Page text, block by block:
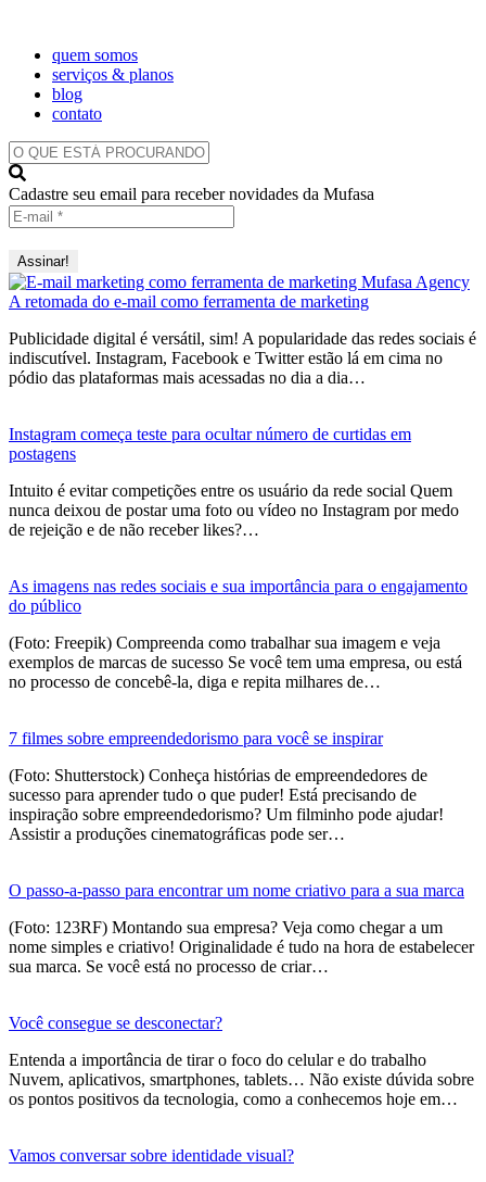
quem somos
serviços & planos
blog
contato
O
QUE
ESTÁ
PROCURANDO?
Cadastre seu email para receber novidades da Mufasa
A retomada do e-mail como ferramenta de marketing
Publicidade digital é versátil, sim! A popularidade das redes sociais é
indiscutível. Instagram, Facebook e Twitter estão lá em cima no
pódio das plataformas mais acessadas no dia a dia…
Instagram começa teste para ocultar número de curtidas em
postagens
Intuito é evitar competições entre os usuário da rede social Quem
nunca deixou de postar uma foto ou vídeo no Instagram por medo
de rejeição e de não receber likes?…
As imagens nas redes sociais e sua importância para o engajamento
do público
(Foto: Freepik) Compreenda como trabalhar sua imagem e veja
exemplos de marcas de sucesso Se você tem uma empresa, ou está
no processo de concebê-la, diga e repita milhares de…
7 filmes sobre empreendedorismo para você se inspirar
(Foto: Shutterstock) Conheça histórias de empreendedores de
sucesso para aprender tudo o que puder! Está precisando de
inspiração sobre empreendedorismo? Um filminho pode ajudar!
Assistir a produções cinematográficas pode ser…
O passo-a-passo para encontrar um nome criativo para a sua marca
(Foto: 123RF) Montando sua empresa? Veja como chegar a um
nome simples e criativo! Originalidade é tudo na hora de estabelecer
sua marca. Se você está no processo de criar…
Você consegue se desconectar?
Entenda a importância de tirar o foco do celular e do trabalho
Nuvem, aplicativos, smartphones, tablets… Não existe dúvida sobre
os pontos positivos da tecnologia, como a conhecemos hoje em…
Vamos conversar sobre identidade visual?